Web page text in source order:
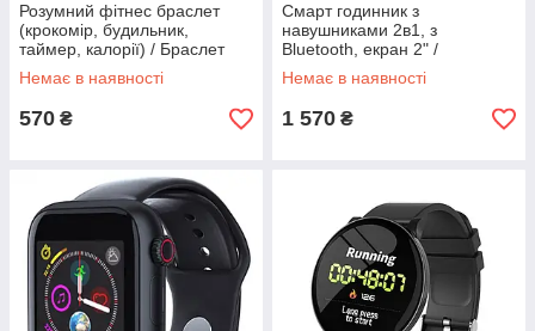
Розумний фітнес браслет
(крокомір, будильник,
таймер, калорії) / Браслет
будильник
Немає в наявності
570 ₴
Смарт годинник з
навушниками 2в1, з
Bluetooth, екран 2" /
Розумний годинник на руку /
Наручний фітнес годинник
Немає в наявності
1 570 ₴